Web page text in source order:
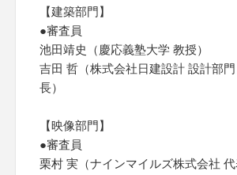
【建築部門】
●審査員
池田靖史（慶応義塾大学 教授）
吉田 哲（株式会社日建設計 設計部
長）
【映像部門】
●審査員
栗村 実（ナインマイルズ株式会社 代